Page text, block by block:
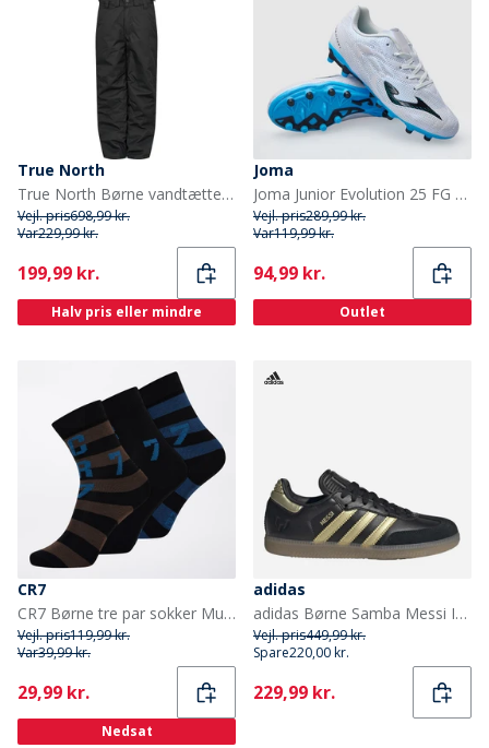
True North
True North Børne vandtætte snebukser sort
Vejl. pris698,99 kr.
Var229,99 kr.
Current
199,99 kr.
Halv pris eller mindre
Joma
Joma Junior Evolution 25 FG Faste Jord Fodboldstøvler Hvid
Vejl. pris289,99 kr.
Var119,99 kr.
Current
94,99 kr.
Outlet
CR7
CR7 Børne tre par sokker Multicolour
Vejl. pris119,99 kr.
Var39,99 kr.
Current
29,99 kr.
Nedsat
adidas
adidas Børne Samba Messi IN Indendørs Fodboldstøvler Core Black/Gold Metallic/Gum
Vejl. pris449,99 kr.
Spare220,00 kr.
Current
229,99 kr.